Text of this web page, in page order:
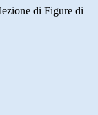
di Figure di